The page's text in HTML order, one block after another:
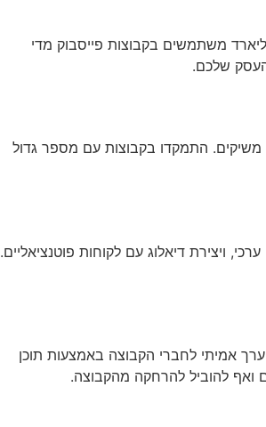
הפך לאחד הכלים האפקטיביים ביותר להגדלת החשיפה ויצירת קהילות מעורבות סביב מותגים ועסקים. עם למעלה מ-1.8 מיליארד משתמשים בקבוצות פייסבוק מדי
העסק שלכם.
התמקדו בקבוצות עם מספר גדול
ויצירת דיאלוג עם לקוחות פוטנציאליים.
אמיתי לחברי הקבוצה באמצעות תוכן
ואף להוביל להרחקה מהקבוצה.